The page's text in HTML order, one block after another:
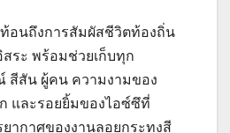
อนถึงการสัมผัสชีวิตท้องถิ่น
สระ พร้อมช่วยเก็บทุก
สีสัน ผู้คน ความงามของ
และรอยยิ้มของไอซ์ซึที่
ากาศของงานลอยกระทงสี